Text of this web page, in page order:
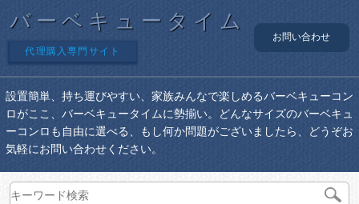
バーベキュータイム
代理購入専門サイト
お問い合わせ
設置簡単、持ち運びやすい、家族みんなで楽しめるバーベキューコン
ロがここ、バーベキュータイムに勢揃い。どんなサイズのバーベキュ
ーコンロも自由に選べる、もし何か問題がございましたら、どうぞお
気軽にお問い合わせください。